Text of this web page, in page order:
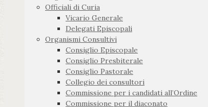
Officiali di Curia
Vicario Generale
Delegati Episcopali
Organismi Consultivi
Consiglio Episcopale
Consiglio Presbiterale
Consiglio Pastorale
Collegio dei consultori
Commissione per i candidati all’Ordine
Commissione per il diaconato